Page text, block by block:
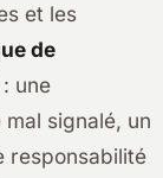
et les
de
une
signalé, un
responsabilité